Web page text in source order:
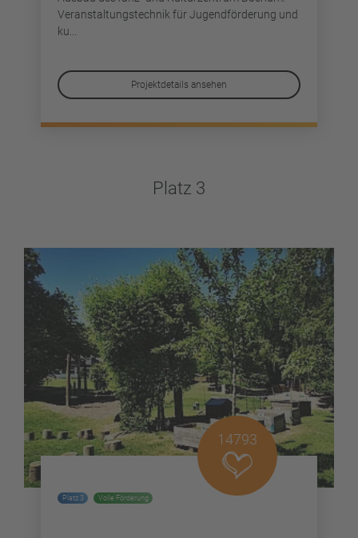
Veranstaltungstechnik für Jugendförderung und
ku...
Projektdetails ansehen
Platz 3
14793
Platz 3 Volle Förderung